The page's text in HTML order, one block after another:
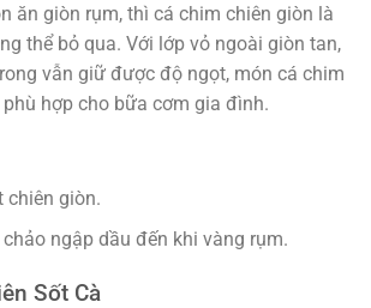
ăn giòn rụm, thì cá chim chiên giòn là
thể bỏ qua. Với lớp vỏ ngoài giòn tan,
vẫn giữ được độ ngọt, món cá chim
hợp cho bữa cơm gia đình.
chiên giòn.
ngập dầu đến khi vàng rụm.
Sốt Cà